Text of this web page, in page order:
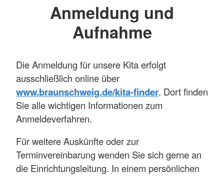
Anmeldung und
Aufnahme
Die Anmeldung für unsere Kita erfolgt
ausschließlich online über
www.braunschweig.de/kita-finder. Dort finden
Sie alle wichtigen Informationen zum
Anmeldeverfahren.
Für weitere Auskünfte oder zur
Terminvereinbarung wenden Sie sich gerne an
die Einrichtungsleitung. In einem persönlichen